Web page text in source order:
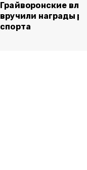
Грайворонские
вручили награды
спорта